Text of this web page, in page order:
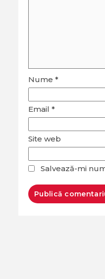
Nume *
Email *
Site web
Salvează-mi